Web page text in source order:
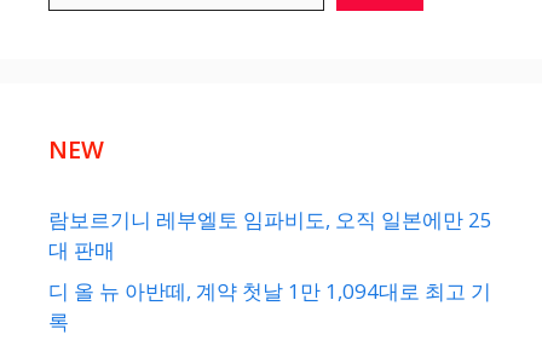
NEW
람보르기니 레부엘토 임파비도, 오직 일본에만 25
대 판매
디 올 뉴 아반떼, 계약 첫날 1만 1,094대로 최고 기
록